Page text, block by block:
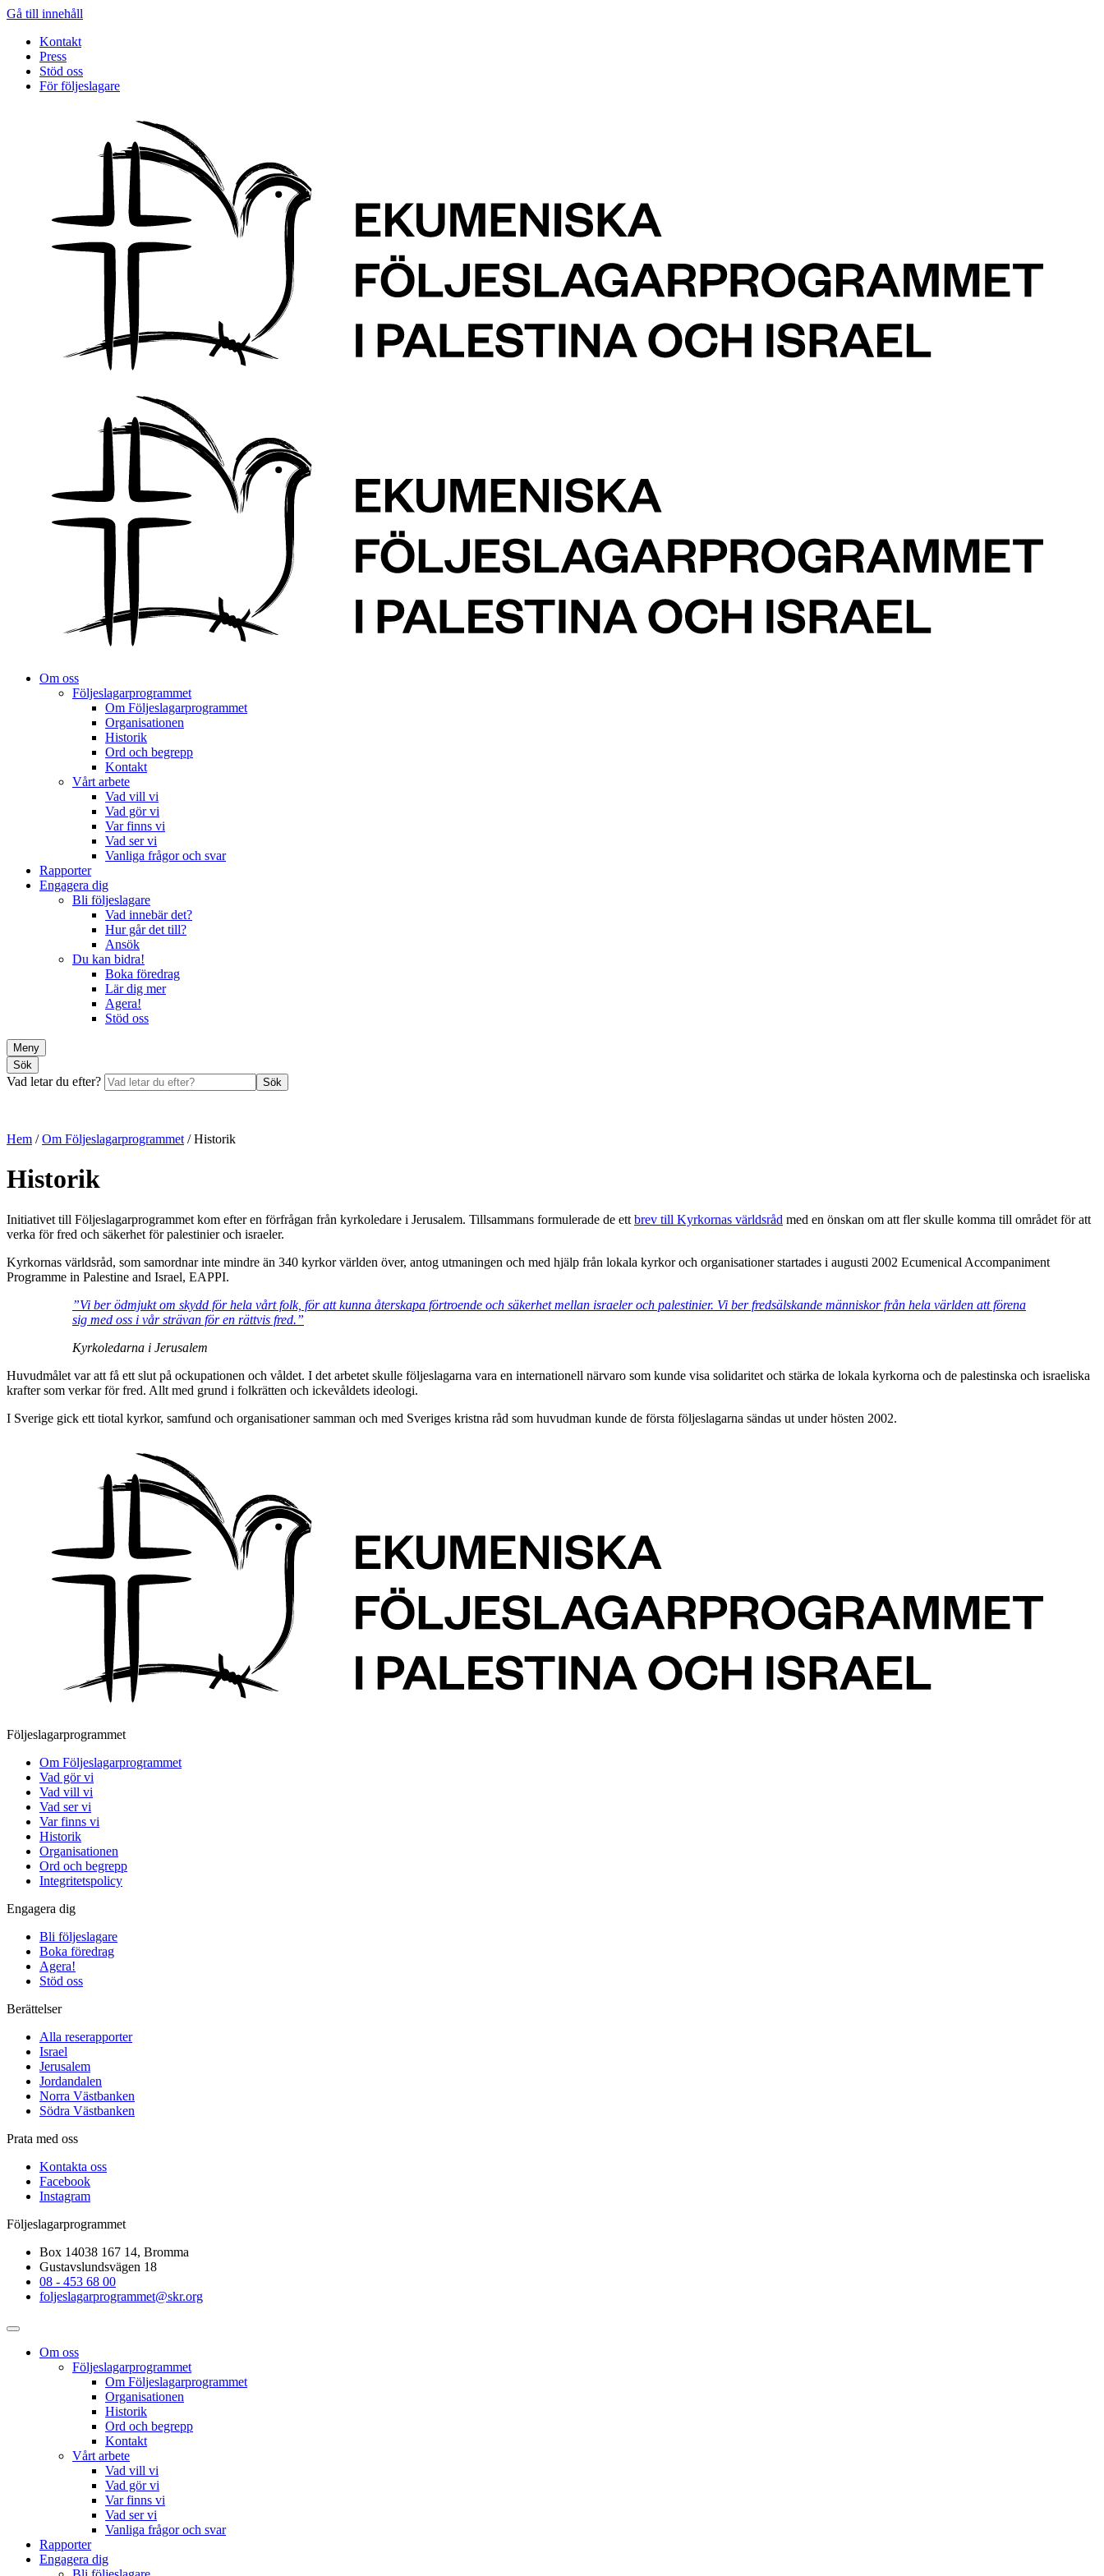
Gå till innehåll
Kontakt
Press
Stöd oss
För följeslagare
Om oss
Följeslagarprogrammet
Om Följeslagarprogrammet
Organisationen
Historik
Ord och begrepp
Kontakt
Vårt arbete
Vad vill vi
Vad gör vi
Var finns vi
Vad ser vi
Vanliga frågor och svar
Rapporter
Engagera dig
Bli följeslagare
Vad innebär det?
Hur går det till?
Ansök
Du kan bidra!
Boka föredrag
Lär dig mer
Agera!
Stöd oss
Meny
Sök
Vad letar du efter? Sök
Hem /Om Följeslagarprogrammet /Historik
Historik
Initiativet till Följeslagarprogrammet kom efter en förfrågan från kyrkoledare i Jerusalem. Tillsammans formulerade de ett brev till Kyrkornas världsråd med en önskan om att fler skulle komma till området för att
verka för fred och säkerhet för palestinier och israeler.
Kyrkornas världsråd, som samordnar inte mindre än 340 kyrkor världen över, antog utmaningen och med hjälp från lokala kyrkor och organisationer startades i augusti 2002 Ecumenical Accompaniment
Programme in Palestine and Israel, EAPPI.
”Vi ber ödmjukt om skydd för hela vårt folk, för att kunna återskapa förtroende och säkerhet mellan israeler och palestinier. Vi ber fredsälskande människor från hela världen att förena
sig med oss i vår strävan för en rättvis fred.”
Kyrkoledarna i Jerusalem
Huvudmålet var att få ett slut på ockupationen och våldet. I det arbetet skulle följeslagarna vara en internationell närvaro som kunde visa solidaritet och stärka de lokala kyrkorna och de palestinska och israeliska
krafter som verkar för fred. Allt med grund i folkrätten och ickevåldets ideologi.
I Sverige gick ett tiotal kyrkor, samfund och organisationer samman och med Sveriges kristna råd som huvudman kunde de första följeslagarna sändas ut under hösten 2002.
Följeslagarprogrammet
Om Följeslagarprogrammet
Vad gör vi
Vad vill vi
Vad ser vi
Var finns vi
Historik
Organisationen
Ord och begrepp
Integritetspolicy
Engagera dig
Bli följeslagare
Boka föredrag
Agera!
Stöd oss
Berättelser
Alla reserapporter
Israel
Jerusalem
Jordandalen
Norra Västbanken
Södra Västbanken
Prata med oss
Kontakta oss
Facebook
Instagram
Följeslagarprogrammet
Box 14038 167 14, Bromma
Gustavslundsvägen 18
08 - 453 68 00
foljeslagarprogrammet@skr.org
Om oss
Följeslagarprogrammet
Om Följeslagarprogrammet
Organisationen
Historik
Ord och begrepp
Kontakt
Vårt arbete
Vad vill vi
Vad gör vi
Var finns vi
Vad ser vi
Vanliga frågor och svar
Rapporter
Engagera dig